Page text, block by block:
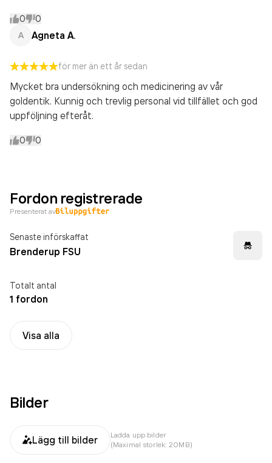
0 0
A Agneta A.
för mer än ett år sedan
Mycket bra undersökning och medicinering av vår
goldentik. Kunnig och trevlig personal vid tillfället och god
uppföljning efteråt.
0 0
Fordon registrerade
Presenterat av
Senaste införskaffat
Brenderup FSU
Totalt antal
1 fordon
Visa alla
Bilder
Lägg till bilder
Ladda upp bilder
(Maximal storlek: 20MB)